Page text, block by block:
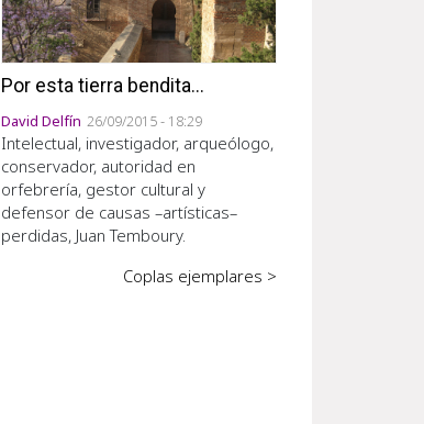
Por esta tierra bendita...
David Delfín 26/09/2015 - 18:29
Intelectual, investigador, arqueólogo,
conservador, autoridad en
orfebrería, gestor cultural y
defensor de causas –artísticas–
perdidas, Juan Temboury.
Coplas ejemplares >